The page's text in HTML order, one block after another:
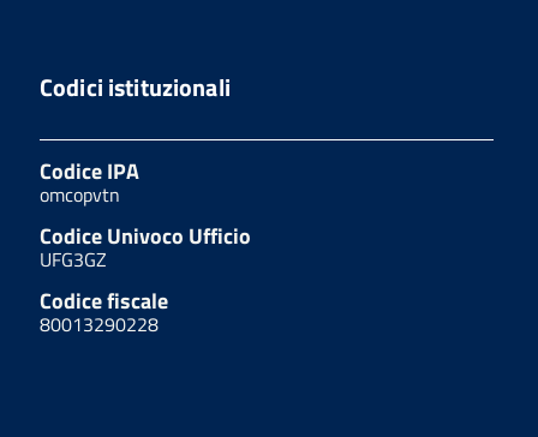
Codici istituzionali
Codice IPA
omcopvtn
Codice Univoco Ufficio
UFG3GZ
Codice fiscale
80013290228